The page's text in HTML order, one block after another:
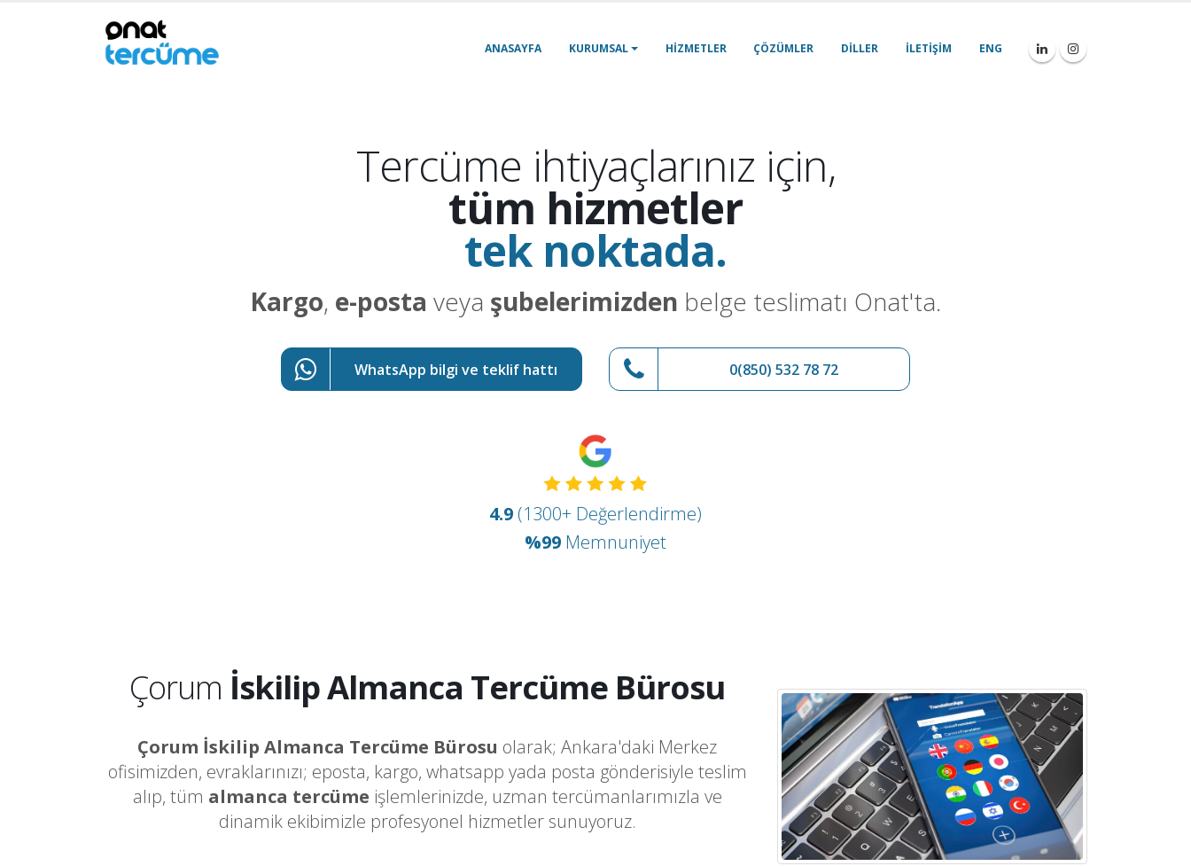
ANASAYFA KURUMSAL HIZMETLER ÇÖZÜMLER DILLER İLETIŞIM ENG
Tercüme ihtiyaçlarınız için,
tüm hizmetler
tek noktada.
Kargo, e-posta veya şubelerimizden belge teslimatı Onat'ta.
WhatsApp bilgi ve teklif hattı 0(850) 532 78 72
4.9 (1300+ Değerlendirme)
%99 Memnuniyet
Çorum İskilip Almanca Tercüme Bürosu
Çorum İskilip Almanca Tercüme Bürosu olarak; Ankara'daki Merkez
ofisimizden, evraklarınızı; eposta, kargo, whatsapp yada posta gönderisiyle teslim
alıp, tüm almanca tercüme işlemlerinizde, uzman tercümanlarımızla ve
dinamik ekibimizle profesyonel hizmetler sunuyoruz.